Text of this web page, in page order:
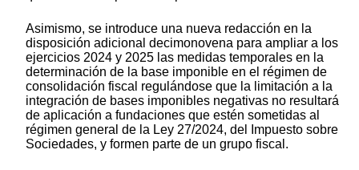
Asimismo, se introduce una nueva redacción en la
disposición adicional decimonovena para ampliar a los
ejercicios 2024 y 2025 las medidas temporales en la
determinación de la base imponible en el régimen de
consolidación fiscal regulándose que la limitación a la
integración de bases imponibles negativas no resultará
de aplicación a fundaciones que estén sometidas al
régimen general de la Ley 27/2024, del Impuesto sobre
Sociedades, y formen parte de un grupo fiscal.